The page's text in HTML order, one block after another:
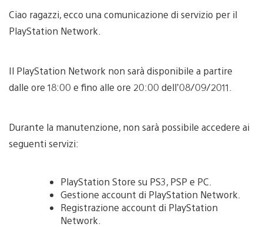
Ciao ragazzi, ecco una comunicazione di servizio per il
PlayStation Network.
Il PlayStation Network non sarà disponibile a partire
dalle ore 18:00 e fino alle ore 20:00 dell’08/09/2011.
Durante la manutenzione, non sarà possibile accedere ai
seguenti servizi:
PlayStation Store su PS3, PSP e PC.
Gestione account di PlayStation Network.
Registrazione account di PlayStation
Network.